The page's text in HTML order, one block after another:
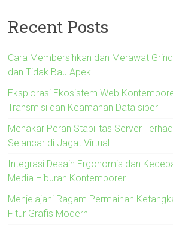
Recent Posts
Cara Membersihkan dan Merawat
dan Tidak Bau Apek
Eksplorasi Ekosistem Web
Transmisi dan Keamanan Data siber
Menakar Peran Stabilitas Server
Selancar di Jagat Virtual
Integrasi Desain Ergonomis dan
Media Hiburan Kontemporer
Menjelajahi Ragam Permainan
Fitur Grafis Modern